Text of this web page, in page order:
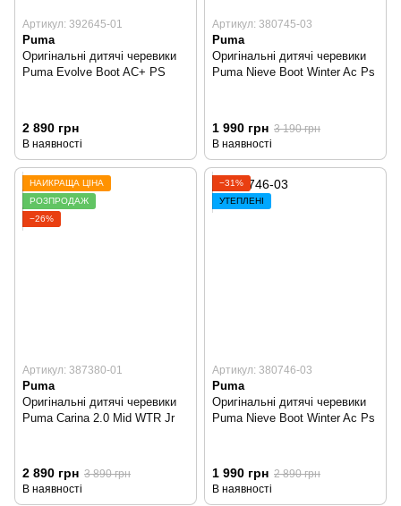
Артикул: 392645-01
Puma
Оригінальні дитячі черевики
Puma Evolve Boot AC+ PS
2 890 грн
В наявності
Артикул: 380745-03
Puma
Оригінальні дитячі черевики
Puma Nieve Boot Winter Ac Ps
1 990 грн 3 190 грн
В наявності
НАЙКРАЩА ЦІНА
РОЗПРОДАЖ
−26%
Артикул: 387380-01
Puma
Оригінальні дитячі черевики
Puma Carina 2.0 Mid WTR Jr
2 890 грн 3 890 грн
В наявності
−31%
УТЕПЛЕНІ
Артикул: 380746-03
Puma
Оригінальні дитячі черевики
Puma Nieve Boot Winter Ac Ps
1 990 грн 2 890 грн
В наявності